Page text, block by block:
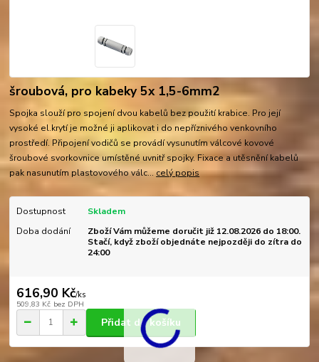
šroubová, pro kabeky 5x 1,5-6mm2
Spojka slouží pro spojení dvou kabelů bez použití krabice. Pro její
vysoké el.krytí je možné ji aplikovat i do nepříznivého venkovního
prostředí. Připojení vodičů se provádí vysunutím válcové kovové
šroubové svorkovnice umístěné uvnitř spojky. Fixace a utěsnění kabelů
pak nasunutím plastovového válc...celý popis
Dostupnost
Skladem
Doba dodání
Zboží Vám můžeme doručit již 12.08.2026 do 18:00.
Stačí, když zboží objednáte nejpozději do zítra do
24:00
616,90 Kč/ks
509,83 Kč bez DPH
Přidat do košíku